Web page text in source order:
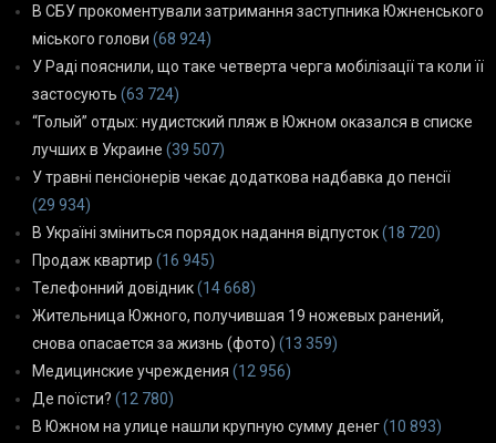
В СБУ прокоментували затримання заступника Южненського
міського голови (68 924)
У Раді пояснили, що таке четверта черга мобілізації та коли її
застосують (63 724)
“Голый” отдых: нудистский пляж в Южном оказался в списке
лучших в Украине (39 507)
У травні пенсіонерів чекає додаткова надбавка до пенсії
(29 934)
В Україні зміниться порядок надання відпусток(18 720)
Продаж квартир (16 945)
Телефонний довідник(14 668)
Жительница Южного, получившая 19 ножевых ранений,
снова опасается за жизнь (фото) (13 359)
Медицинские учреждения (12 956)
Де поїсти? (12 780)
В Южном на улице нашли крупную сумму денег(10 893)